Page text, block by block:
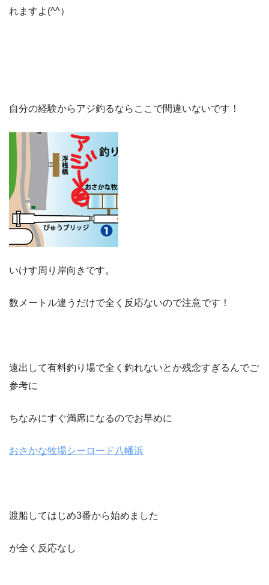
れますよ(^^）
自分の経験からアジ釣るならここで間違いないです！
いけす周り岸向きです。
数メートル違うだけで全く反応ないので注意です！
遠出して有料釣り場で全く釣れないとか残念すぎるんでご
参考に
ちなみにすぐ満席になるのでお早めに
おさかな牧場シーロード八幡浜
渡船してはじめ3番から始めました
が全く反応なし